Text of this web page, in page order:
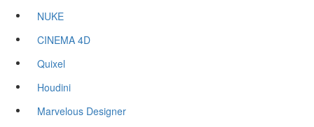
NUKE
CINEMA 4D
Quixel
Houdini
Marvelous Designer